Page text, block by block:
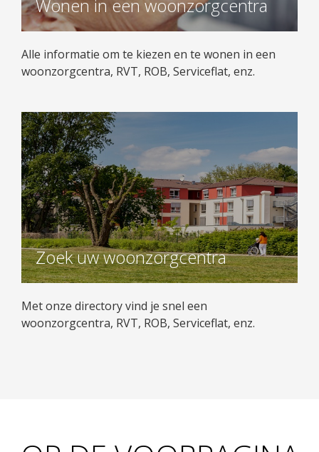
Wonen in een woonzorgcentra
Alle informatie om te kiezen en te wonen in een
woonzorgcentra, RVT, ROB, Serviceflat, enz.
Zoek uw woonzorgcentra
Met onze directory vind je snel een
woonzorgcentra, RVT, ROB, Serviceflat, enz.